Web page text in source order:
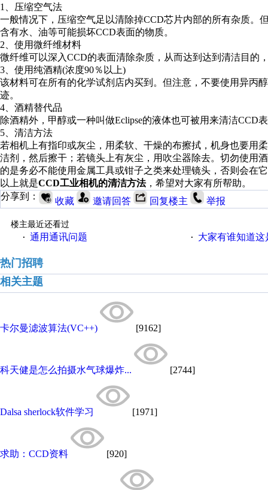
1、压缩空气法
一般情况下，压缩空气足以清除掉CCD芯片内部的所有杂质。
含有水、油等可能损坏CCD表面的物质。
2、使用微纤维材料
微纤维可以深入CCD的表面清除杂质，从而达到达到清洁目的
3、使用纯酒精(浓度90％以上)
该材料可在所有的化学试剂店内买到。但注意，不要使用异丙
迹。
4、酒精替代品
除酒精外，甲醇或一种叫做Eclipse的液体也可被用来清洁CCD
5、清洁方法
若相机上有指印或灰尘，用柔软、干燥的布擦拭，机身也要用
洁剂，然后擦干；若镜头上有灰尘，用吹尘器除去。切勿使用
的是务必不能使用金属工具或钳子之类来处理镜头，否则会在
以上就是CCD工业相机的清洁方法，希望对大家有所帮助。
分享到：
收藏 邀请回答 回复楼主 举报
楼主最近还看过
· 通用通讯问题 · 大家有谁知道
热门招聘
相关主题
卡尔曼滤波算法(VC++) [9162]
科天健是怎么拍摄水气球爆炸... [2744]
Dalsa sherlock软件学习 [1971]
求助：CCD资料 [920]